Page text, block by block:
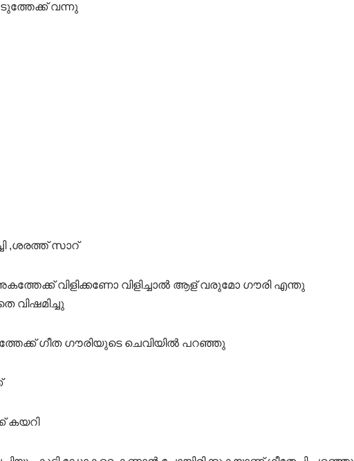
വന്നു
,ശരത്ത് സാറ്
വിളിക്കണോ വിളിച്ചാൽ ആള് വരുമോ ഗൗരി എന്തു
വിഷമിച്ചു
ഗീത ഗൗരിയുടെ ചെവിയിൽ പറഞ്ഞു
കയറി